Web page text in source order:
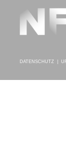
DATENSCHUTZ